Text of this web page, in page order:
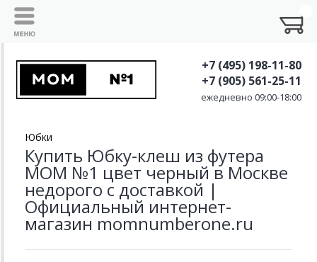
+7 (495) 198-11-80
+7 (905) 561-25-11
ежедневно 09:00-18:00
Юбки
Купить Юбку-клеш из футера
MOM №1 цвет черный в Москве
недорого с доставкой |
Официальный интернет-
магазин momnumberone.ru